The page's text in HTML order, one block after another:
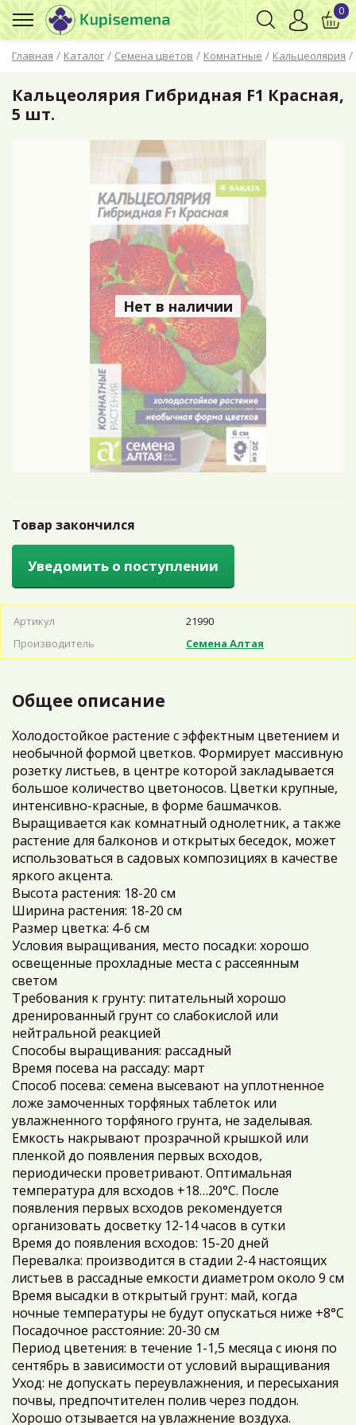
Главная / Каталог / Семена цветов / Комнатные / Кальцеолярия /
0
Кальцеолярия Гибридная F1 Красная,
5 шт.
Нет в наличии
Товар закончился
Уведомить о поступлении
Артикул
21990
Производитель
Семена Алтая
Общее описание
Холодостойкое растение с эффектным цветением и
необычной формой цветков. Формирует массивную
розетку листьев, в центре которой закладывается
большое количество цветоносов. Цветки крупные,
интенсивно-красные, в форме башмачков.
Выращивается как комнатный однолетник, а также
растение для балконов и открытых беседок, может
использоваться в садовых композициях в качестве
яркого акцента.
Высота растения: 18-20 см
Ширина растения: 18-20 см
Размер цветка: 4-6 см
Условия выращивания, место посадки: хорошо
освещенные прохладные места с рассеянным
светом
Требования к грунту: питательный хорошо
дренированный грунт со слабокислой или
нейтральной реакцией
Способы выращивания: рассадный
Время посева на рассаду: март
Способ посева: семена высевают на уплотненное
ложе замоченных торфяных таблеток или
увлажненного торфяного грунта, не заделывая.
Емкость накрывают прозрачной крышкой или
пленкой до появления первых всходов,
периодически проветривают. Оптимальная
температура для всходов +18…20°С. После
появления первых всходов рекомендуется
организовать досветку 12-14 часов в сутки
Время до появления всходов: 15-20 дней
Перевалка: производится в стадии 2-4 настоящих
листьев в рассадные емкости диаметром около 9 см
Время высадки в открытый грунт: май, когда
ночные температуры не будут опускаться ниже +8°С
Посадочное расстояние: 20-30 см
Период цветения: в течение 1-1,5 месяца с июня по
сентябрь в зависимости от условий выращивания
Уход: не допускать переувлажнения, и пересыхания
почвы, предпочтителен полив через поддон.
Хорошо отзывается на увлажнение воздуха.